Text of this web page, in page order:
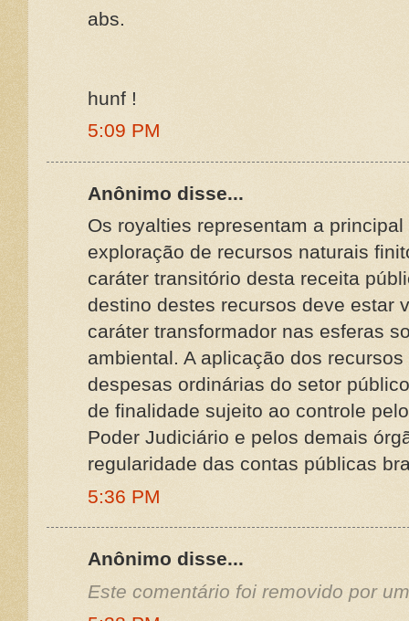
abs.
hunf !
5:09 PM
Anônimo disse...
Os royalties representam a
exploração de recursos naturais
caráter transitório desta receita
destino destes recursos deve estar
caráter transformador nas esferas
ambiental. A aplicação dos
despesas ordinárias do setor
de finalidade sujeito ao controle
Poder Judiciário e pelos demais
regularidade das contas públicas
5:36 PM
Anônimo disse...
Este comentário foi removido por